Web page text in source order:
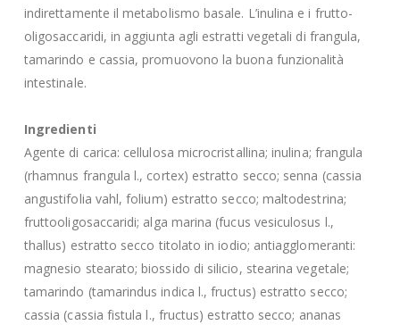
indirettamente il metabolismo basale. L’inulina e i frutto-
oligosaccaridi, in aggiunta agli estratti vegetali di frangula,
tamarindo e cassia, promuovono la buona funzionalità
intestinale.
Ingredienti
Agente di carica: cellulosa microcristallina; inulina; frangula
(rhamnus frangula l., cortex) estratto secco; senna (cassia
angustifolia vahl, folium) estratto secco; maltodestrina;
fruttooligosaccaridi; alga marina (fucus vesiculosus l.,
thallus) estratto secco titolato in iodio; antiagglomeranti:
magnesio stearato; biossido di silicio, stearina vegetale;
tamarindo (tamarindus indica l., fructus) estratto secco;
cassia (cassia fistula l., fructus) estratto secco; ananas